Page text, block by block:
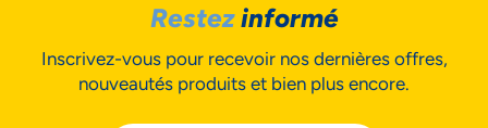
Restezinformé
Inscrivez-vous pour recevoir nos dernières offres,
nouveautés produits et bien plus encore.